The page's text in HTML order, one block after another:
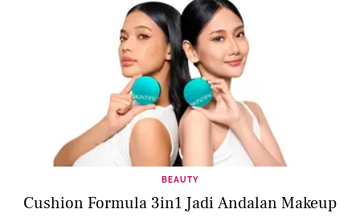
BEAUTY
Cushion Formula 3in1 Jadi Andalan Makeup